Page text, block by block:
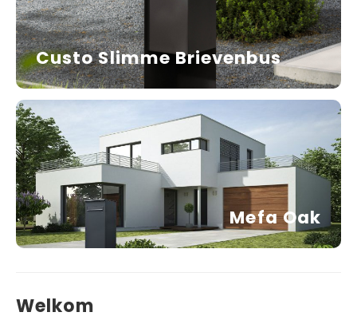
Custo Slimme Brievenbus
Mefa Oak
Welkom